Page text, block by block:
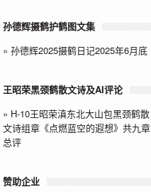
孙德辉摄鹤护鹤图文集
» 孙德辉2025摄鹤日记2025年6月底
王昭荣黑颈鹤散文诗及AI评论
» H-10王昭荣滇东北大山包黑颈鹤散
文诗组章《点燃蓝空的遐想》共九章
总评
赞助企业